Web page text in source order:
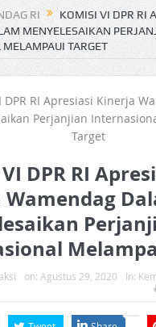
RI
KOMISI VI DPR RI
MENYELESAIKAN
TARGET
DPR RI
on: Agustus 29, 2020 In: